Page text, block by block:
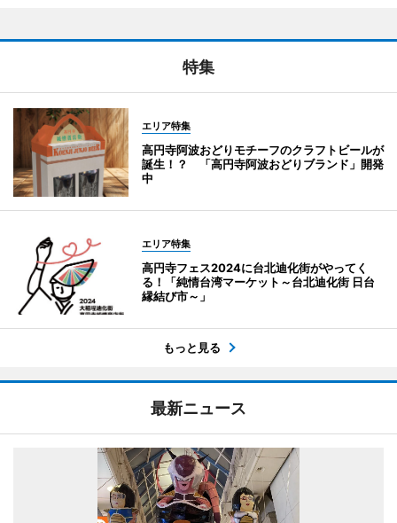
特集
エリア特集
高円寺阿波おどりモチーフのクラフトビールが
誕生！？ 「高円寺阿波おどりブランド」開発
中
エリア特集
高円寺フェス2024に台北迪化街がやってく
る！「純情台湾マーケット～台北迪化街 日台
縁結び市～」
もっと見る
最新ニュース